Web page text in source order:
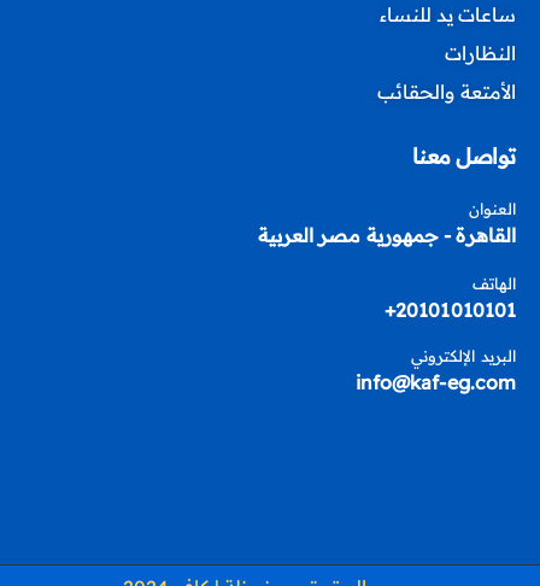
ساعات يد للنساء
النظارات
الأمتعة والحقائب
تواصل معنا
العنوان
القاهرة - جمهورية مصر العربية
الهاتف
20101010101+
البريد الإلكتروني
info@kaf-eg.com